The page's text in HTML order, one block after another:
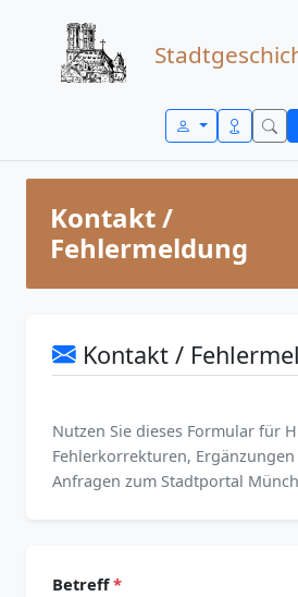
Kontakt /
Fehlermeldung
Kontakt /
Nutzen Sie dieses Formular für
Fehlerkorrekturen,
Anfragen zum Stadtportal
Betreff*